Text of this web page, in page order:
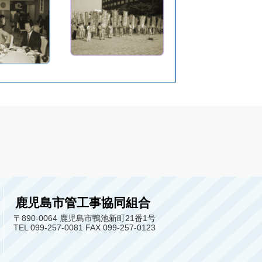
鹿児島市管工事協同組合
〒890-0064 鹿児島市鴨池新町21番1号
TEL 099-257-0081 FAX 099-257-0123